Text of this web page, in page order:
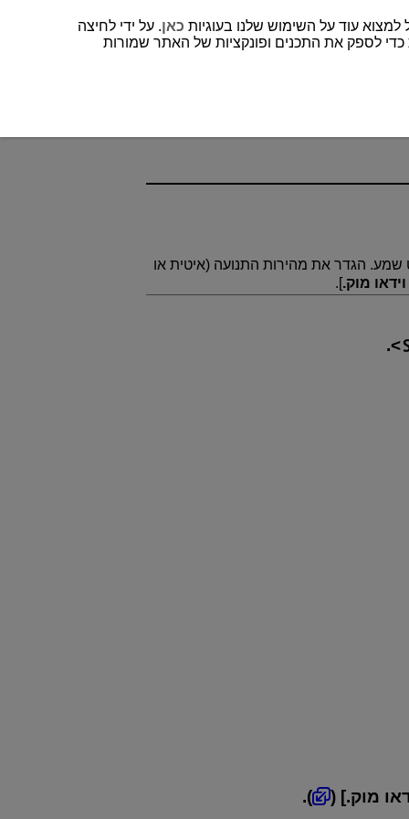
שמע. הגדר את מהירות התנועה (איטית או
].
.
] (
).
כאן. על ידי לחיצה
לספק את התכנים ופונקציות של האתר שמורות